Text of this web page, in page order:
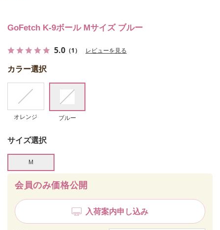
GoFetch K-9ボール Mサイズ ブルー
5.0 （1） レビューを見る
会員のみ価格公開
入荷案内申し込み
カラー選択
オレンジ ブルー
サイズ選択
M